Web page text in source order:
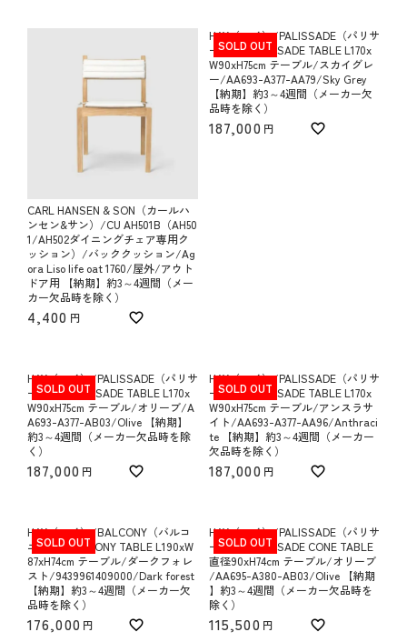
CARL HANSEN & SON（カールハ
ンセン&サン）/CU AH501B（AH50
1/AH502ダイニングチェア専用ク
ッション）/バッククッション/Ag
ora Liso life oat 1760/屋外/アウト
ドア用 【納期】約3～4週間（メー
カー欠品時を除く）
4,400
SOLD OUT
HAY（ヘイ）/PALISSADE（パリサ
ード）/PALISSADE TABLE L170x
W90xH75cm テーブル/スカイグレ
ー/AA693-A377-AA79/Sky Grey
【納期】約3～4週間（メーカー欠
品時を除く）
187,000
SOLD OUT
HAY（ヘイ）/PALISSADE（パリサ
ード）/PALISSADE TABLE L170x
W90xH75cm テーブル/オリーブ/A
A693-A377-AB03/Olive 【納期】
約3～4週間（メーカー欠品時を除
く）
187,000
SOLD OUT
HAY（ヘイ）/PALISSADE（パリサ
ード）/PALISSADE TABLE L170x
W90xH75cm テーブル/アンスラサ
イト/AA693-A377-AA96/Anthraci
te 【納期】約3～4週間（メーカー
欠品時を除く）
187,000
SOLD OUT
HAY（ヘイ）/BALCONY（バルコ
ニー）/BALCONY TABLE L190xW
87xH74cm テーブル/ダークフォレ
スト/9439961409000/Dark forest
【納期】約3～4週間（メーカー欠
品時を除く）
176,000
SOLD OUT
HAY（ヘイ）/PALISSADE（パリサ
ード）/PALISSADE CONE TABLE
直径90xH74cm テーブル/オリーブ
/AA695-A380-AB03/Olive 【納期
】約3～4週間（メーカー欠品時を
除く）
115,500